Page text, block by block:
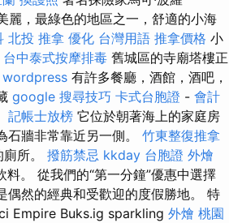
麗，最綠色的地區之一，舒適的小海
北投 推拿 優化 台灣用語 推拿價格 小
台中泰式按摩排毒 舊城區的寺廟塔樓正
wordpress 有許多餐廳，酒館，酒吧，
google 搜尋技巧 卡式台胞證 - 會計
記帳士放榜 它位於朝著海上的家庭房
牆非常靠近另一側。 竹東整復推拿
所。 撥筋禁忌 kkday 台胞證 外燴
。 從我們的“第一分鐘”優惠中選擇
偶然的經典和受歡迎的度假勝地。 特
Empire Buks.ig sparkling 外燴 桃園